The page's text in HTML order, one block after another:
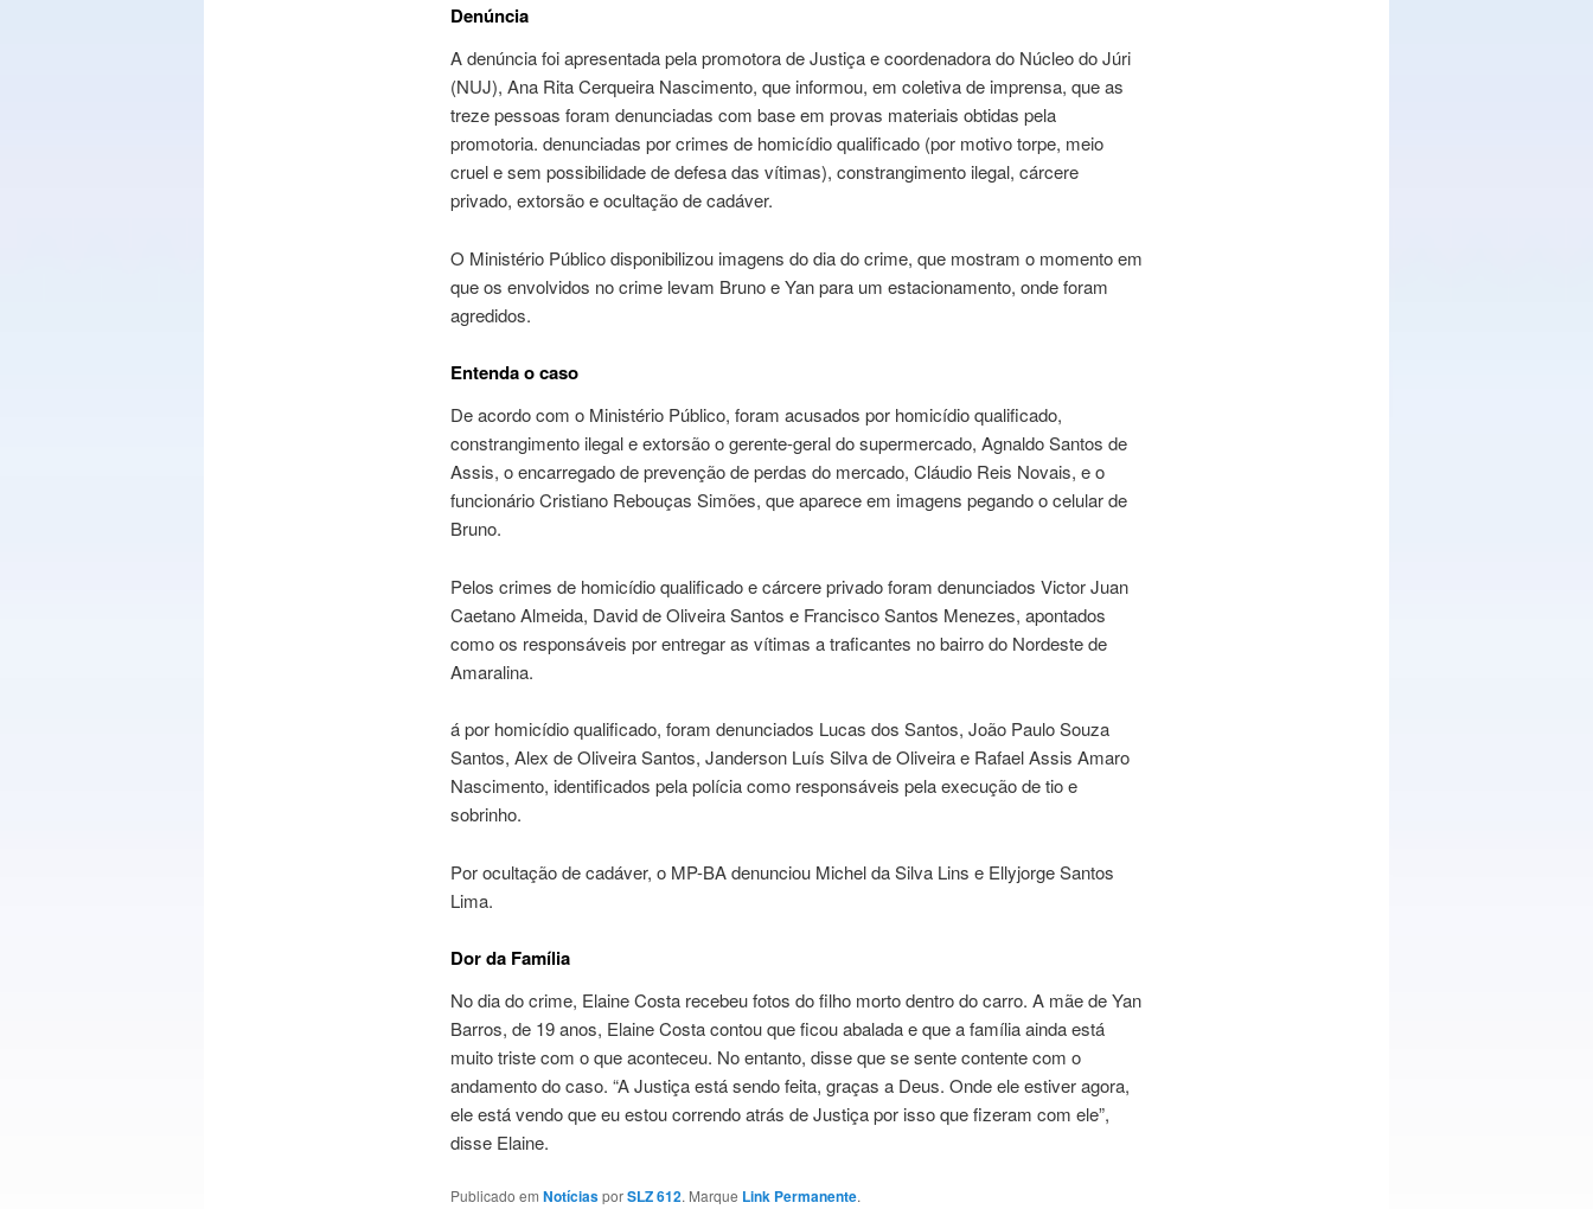
Denúncia
A denúncia foi apresentada pela promotora de Justiça e coordenadora do Núcleo do Júri
(NUJ), Ana Rita Cerqueira Nascimento, que informou, em coletiva de imprensa, que as
treze pessoas foram denunciadas com base em provas materiais obtidas pela
promotoria. denunciadas por crimes de homicídio qualificado (por motivo torpe, meio
cruel e sem possibilidade de defesa das vítimas), constrangimento ilegal, cárcere
privado, extorsão e ocultação de cadáver.
O Ministério Público disponibilizou imagens do dia do crime, que mostram o momento em
que os envolvidos no crime levam Bruno e Yan para um estacionamento, onde foram
agredidos.
Entenda o caso
De acordo com o Ministério Público, foram acusados por homicídio qualificado,
constrangimento ilegal e extorsão o gerente-geral do supermercado, Agnaldo Santos de
Assis, o encarregado de prevenção de perdas do mercado, Cláudio Reis Novais, e o
funcionário Cristiano Rebouças Simões, que aparece em imagens pegando o celular de
Bruno.
Pelos crimes de homicídio qualificado e cárcere privado foram denunciados Victor Juan
Caetano Almeida, David de Oliveira Santos e Francisco Santos Menezes, apontados
como os responsáveis por entregar as vítimas a traficantes no bairro do Nordeste de
Amaralina.
á por homicídio qualificado, foram denunciados Lucas dos Santos, João Paulo Souza
Santos, Alex de Oliveira Santos, Janderson Luís Silva de Oliveira e Rafael Assis Amaro
Nascimento, identificados pela polícia como responsáveis pela execução de tio e
sobrinho.
Por ocultação de cadáver, o MP-BA denunciou Michel da Silva Lins e Ellyjorge Santos
Lima.
Dor da Família
No dia do crime, Elaine Costa recebeu fotos do filho morto dentro do carro. A mãe de Yan
Barros, de 19 anos, Elaine Costa contou que ficou abalada e que a família ainda está
muito triste com o que aconteceu. No entanto, disse que se sente contente com o
andamento do caso. “A Justiça está sendo feita, graças a Deus. Onde ele estiver agora,
ele está vendo que eu estou correndo atrás de Justiça por isso que fizeram com ele”,
disse Elaine.
Publicado em NotíciasporSLZ 612. Marque Link Permanente.